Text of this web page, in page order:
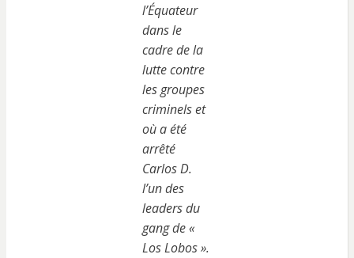
l’Équateur
dans le
cadre de la
lutte contre
les groupes
criminels et
où a été
arrêté
Carlos D.
l’un des
leaders du
gang de «
Los Lobos ».